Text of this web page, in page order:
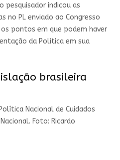
pesquisador indicou as
no PL enviado ao Congresso
pontos em que podem haver
da Política em sua
brasileira
Nacional de Cuidados
Foto: Ricardo